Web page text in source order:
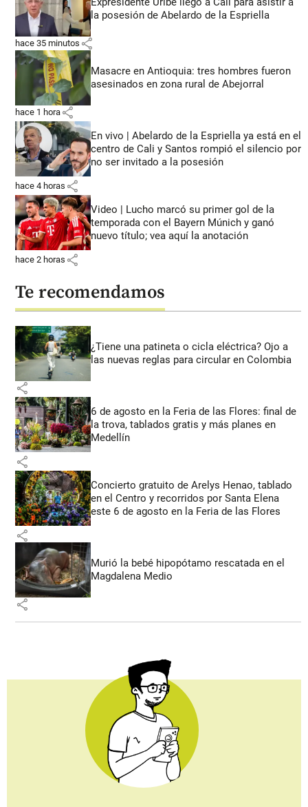
la posesión de Abelardo de la Espriella
hace 35 minutos share
Masacre en Antioquia: tres hombres fueron
asesinados en zona rural de Abejorral
hace 1 hora share
En vivo | Abelardo de la Espriella ya está en el
centro de Cali y Santos rompió el silencio por
no ser invitado a la posesión
hace 4 horas share
Video | Lucho marcó su primer gol de la
temporada con el Bayern Múnich y ganó
nuevo título; vea aquí la anotación
hace 2 horas share
Te recomendamos
¿Tiene una patineta o cicla eléctrica? Ojo a
las nuevas reglas para circular en Colombia
share
6 de agosto en la Feria de las Flores: final de
la trova, tablados gratis y más planes en
Medellín
share
Concierto gratuito de Arelys Henao, tablado
en el Centro y recorridos por Santa Elena
este 6 de agosto en la Feria de las Flores
share
Murió la bebé hipopótamo rescatada en el
Magdalena Medio
share